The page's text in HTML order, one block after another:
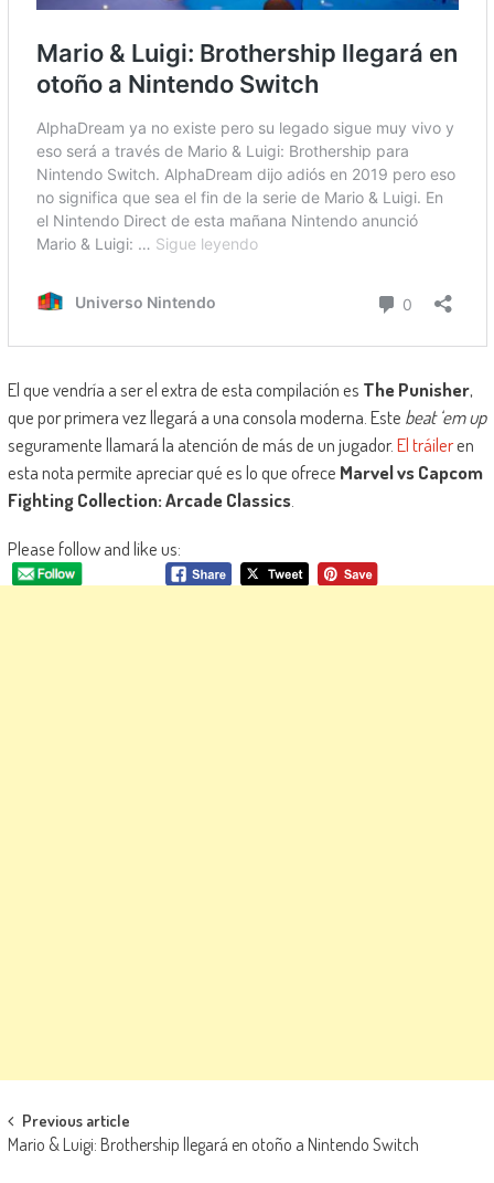
El que vendría a ser el extra de esta compilación es The Punisher,
que por primera vez llegará a una consola moderna. Este beat ‘em up
seguramente llamará la atención de más de un jugador.El tráileren
esta nota permite apreciar qué es lo que ofrece Marvel vs Capcom
Fighting Collection: Arcade Classics.
Please follow and like us:
Navegación de entradas
Previous article
Mario & Luigi: Brothership llegará en otoño a Nintendo Switch